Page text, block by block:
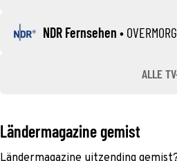
NDR Fernsehen •
ALLE
Ländermagazine gemist
Ländermagazine uitzending